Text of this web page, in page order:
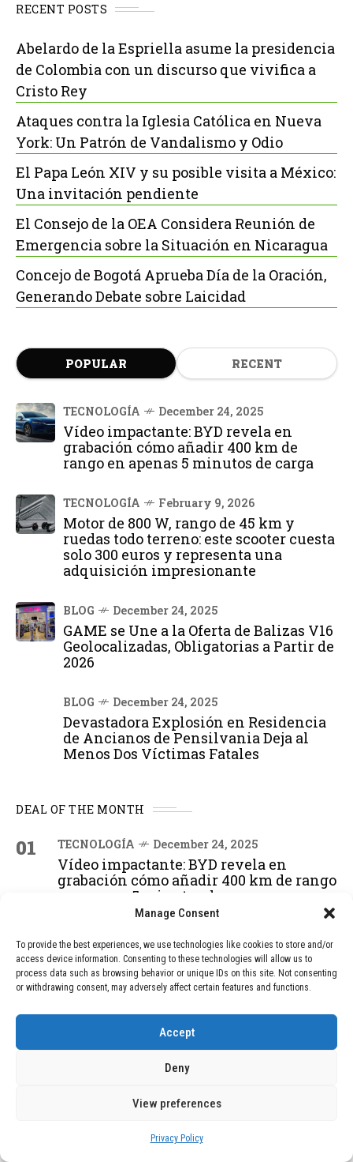
Manage Consent
To provide the best experiences, we use technologies like cookies to store and/or
access device information. Consenting to these technologies will allow us to
process data such as browsing behavior or unique IDs on this site. Not consenting
or withdrawing consent, may adversely affect certain features and functions.
Accept
Deny
View preferences
Privacy Policy
RECENT POSTS
Abelardo de la Espriella asume la presidencia
de Colombia con un discurso que vivifica a
Cristo Rey
Ataques contra la Iglesia Católica en Nueva
York: Un Patrón de Vandalismo y Odio
El Papa León XIV y su posible visita a México:
Una invitación pendiente
El Consejo de la OEA Considera Reunión de
Emergencia sobre la Situación en Nicaragua
Concejo de Bogotá Aprueba Día de la Oración,
Generando Debate sobre Laicidad
POPULAR RECENT
TECNOLOGÍA December 24, 2025
Vídeo impactante: BYD revela en
grabación cómo añadir 400 km de
rango en apenas 5 minutos de carga
TECNOLOGÍA February 9, 2026
Motor de 800 W, rango de 45 km y
ruedas todo terreno: este scooter cuesta
solo 300 euros y representa una
adquisición impresionante
BLOG December 24, 2025
GAME se Une a la Oferta de Balizas V16
Geolocalizadas, Obligatorias a Partir de
2026
BLOG December 24, 2025
Devastadora Explosión en Residencia
de Ancianos de Pensilvania Deja al
Menos Dos Víctimas Fatales
DEAL OF THE MONTH
01 TECNOLOGÍA December 24, 2025
Vídeo impactante: BYD revela en
grabación cómo añadir 400 km de rango
en apenas 5 minutos de carga
02 TECNOLOGÍA February 9, 2026
Motor de 800 W, rango de 45 km y
ruedas todo terreno: este scooter cuesta
adquisición impresionante
December 24, 2025
GAME se Une a la Oferta de Balizas V16
Geolocalizadas, Obligatorias a Partir de